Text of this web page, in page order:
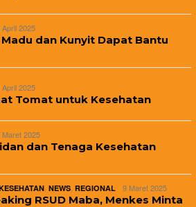
April 2025
dan Kunyit Dapat Bantu
April 2025
Tomat untuk Kesehatan
Maret 2025
dan Tenaga Kesehatan
NEWS REGIONAL 9 Maret 2025
RSUD Maba, Menkes Minta